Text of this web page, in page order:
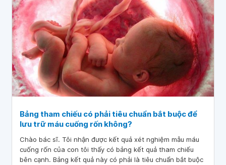
Bảng tham chiếu có phải tiêu chuẩn bắt buộc để
lưu trữ máu cuống rốn không?
Chào bác sĩ. Tôi nhận được kết quả xét nghiệm mẫu máu
cuống rốn của con tôi thấy có bảng kết quả tham chiếu
bên cạnh. Bảng kết quả này có phải là tiêu chuẩn bắt buộc